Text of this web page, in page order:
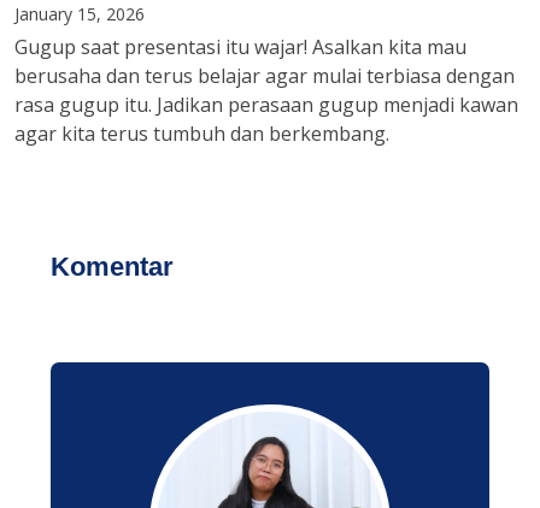
January 15, 2026
Gugup saat presentasi itu wajar! Asalkan kita mau
berusaha dan terus belajar agar mulai terbiasa dengan
rasa gugup itu. Jadikan perasaan gugup menjadi kawan
agar kita terus tumbuh dan berkembang.
Komentar